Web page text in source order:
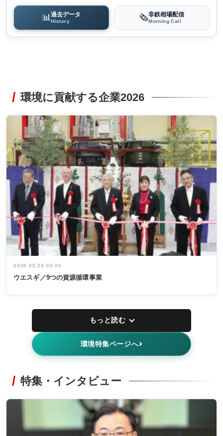
📊過去データ
History 🗞️非鉄相場配信
Morning Call
環境に貢献する企業2026
2026.05.29 05:00
ウエスギ／9つの資源循環事業
もっと読む
環境特集ページへ
特集・インタビュー